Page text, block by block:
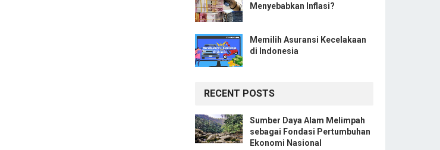
Menyebabkan Inflasi?
Memilih Asuransi Kecelakaan
di Indonesia
RECENT POSTS
Sumber Daya Alam Melimpah
sebagai Fondasi Pertumbuhan
Ekonomi Nasional